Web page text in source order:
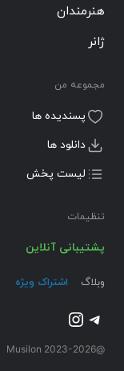
هنرمندان
ژانر
مجموعه من
پسندیده ها
دانلود ها
لیست پخش
تنظیمات
پشتیبانی آنلاین
وبلاگ اشتراک ویژه
تلگراماینستاگرم
@2023-2026 Musilon
کیفیت 320 و FLAC دریافت کنید.